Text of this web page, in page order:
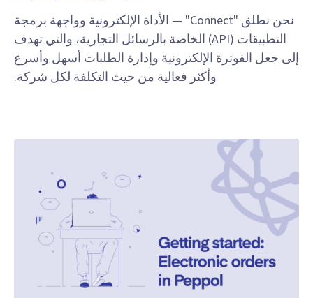
نحن نطلق "Connect" — الأداة الإلكترونية وواجهة برمجة
التطبيقات (API) الخاصة بالرسائل التجارية، والتي تهدف
إلى جعل الفوترة الإلكترونية وإدارة الطلبات أسهل وأسرع
وأكثر فعالية من حيث التكلفة لكل شركة.